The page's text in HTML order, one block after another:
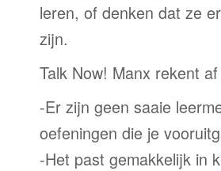
leren, of denken dat ze
zijn.
Talk Now! Manx rekent
-Er zijn geen saaie
oefeningen die je
-Het past gemakkelijk in